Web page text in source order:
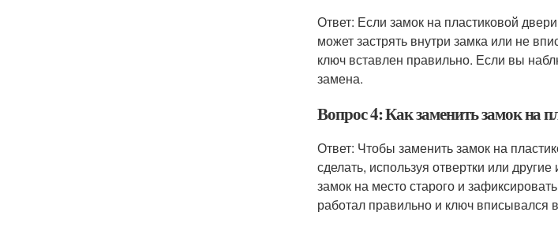
Ответ: Если замок на пластиковой
может застрять внутри замка или не
ключ вставлен правильно. Если вы
замена.
Вопрос 4: Как заменить замок на
Ответ: Чтобы заменить замок на
сделать, используя отвертки или
замок на место старого и
работал правильно и ключ вписывался